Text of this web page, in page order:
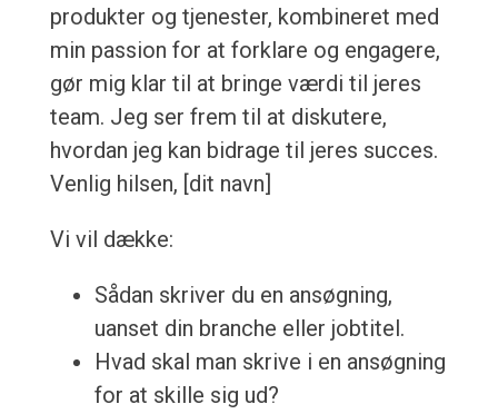
produkter og tjenester, kombineret med
min passion for at forklare og engagere,
gør mig klar til at bringe værdi til jeres
team. Jeg ser frem til at diskutere,
hvordan jeg kan bidrage til jeres succes.
Venlig hilsen, [dit navn]
Vi vil dække:
Sådan skriver du en ansøgning,
uanset din branche eller jobtitel.
Hvad skal man skrive i en ansøgning
for at skille sig ud?